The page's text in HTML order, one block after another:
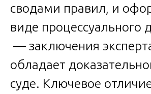
сводами правил, и
виде процессуального
— заключения
обладает
суде. Ключевое